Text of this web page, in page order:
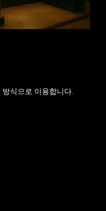
식으로 이용합니다.